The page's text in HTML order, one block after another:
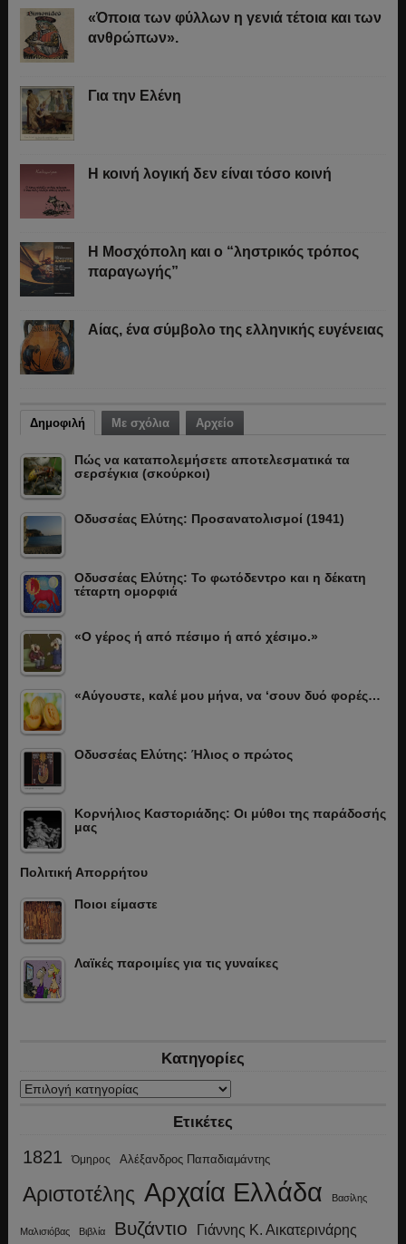
«Όποια των φύλλων η γενιά τέτοια και των
ανθρώπων».
Για την Ελένη
Η κοινή λογική δεν είναι τόσο κοινή
Η Μοσχόπολη και ο “ληστρικός τρόπος
παραγωγής”
Αίας, ένα σύμβολο της ελληνικής ευγένειας
Δημοφιλή Με σχόλια Αρχείο
Πώς να καταπολεμήσετε αποτελεσματικά τα
σερσέγκια (σκούρκοι)
Οδυσσέας Ελύτης: Προσανατολισμοί (1941)
Οδυσσέας Ελύτης: Το φωτόδεντρο και η δέκατη
τέταρτη ομορφιά
«Ο γέρος ή από πέσιμο ή από χέσιμο.»
«Αύγουστε, καλέ μου μήνα, να ‘σουν δυό φορές…
Οδυσσέας Ελύτης: Ήλιος ο πρώτος
Κορνήλιος Καστοριάδης: Οι μύθοι της παράδοσής
μας
Πολιτική Απορρήτου
Ποιοι είμαστε
Λαϊκές παροιμίες για τις γυναίκες
Κατηγορίες
Κατηγορίες
Ετικέτες
1821 Όμηρος Αλέξανδρος Παπαδιαμάντης
Αριστοτέλης Αρχαία Ελλάδα Βασίλης
Μαλισιόβας Βιβλία Βυζάντιο Γιάννης Κ. Αικατερινάρης